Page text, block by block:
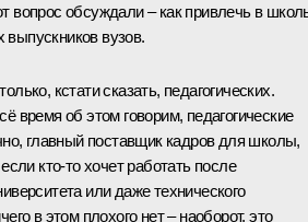
вопрос обсуждали – как привлечь в
вузов.
кстати сказать, педагогических.
время об этом говорим, педагогические
главный поставщик кадров для школы,
кто‑то хочет работать после
или даже технического
в этом плохого нет – наоборот, это